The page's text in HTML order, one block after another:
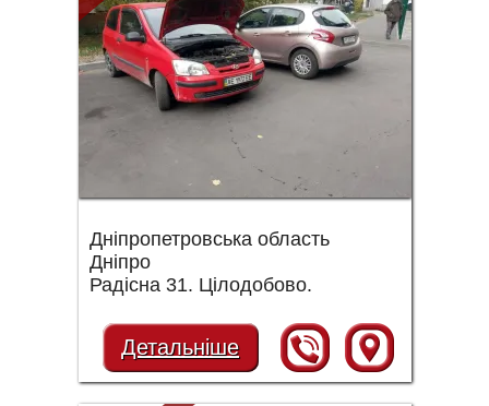
Дніпропетровська область
Дніпро
Радісна 31. Цілодобово.
Детальніше